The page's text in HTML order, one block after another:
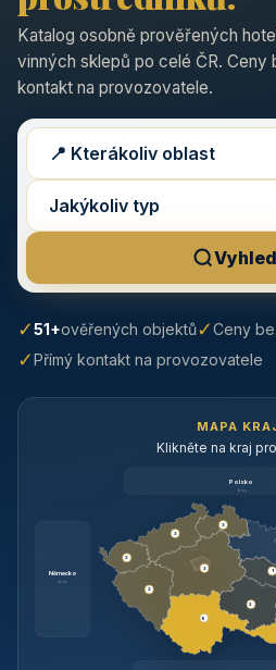
Katalog osobně prověřených
vinných sklepů po celé ČR. Ceny
kontakt na provozovatele.
✓51+ověřených objektů✓Ceny
✓Přímý kontakt na provozovatele
MAPA
Klikněte na kraj
Polsko
brzy
Německo
brzy
3
9
3
3
3
3
1
2